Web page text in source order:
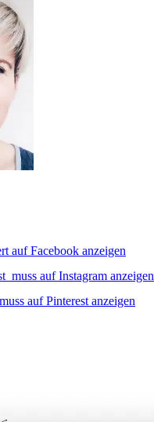
auf Facebook anzeigen
auf Instagram anzeigen
auf Pinterest anzeigen